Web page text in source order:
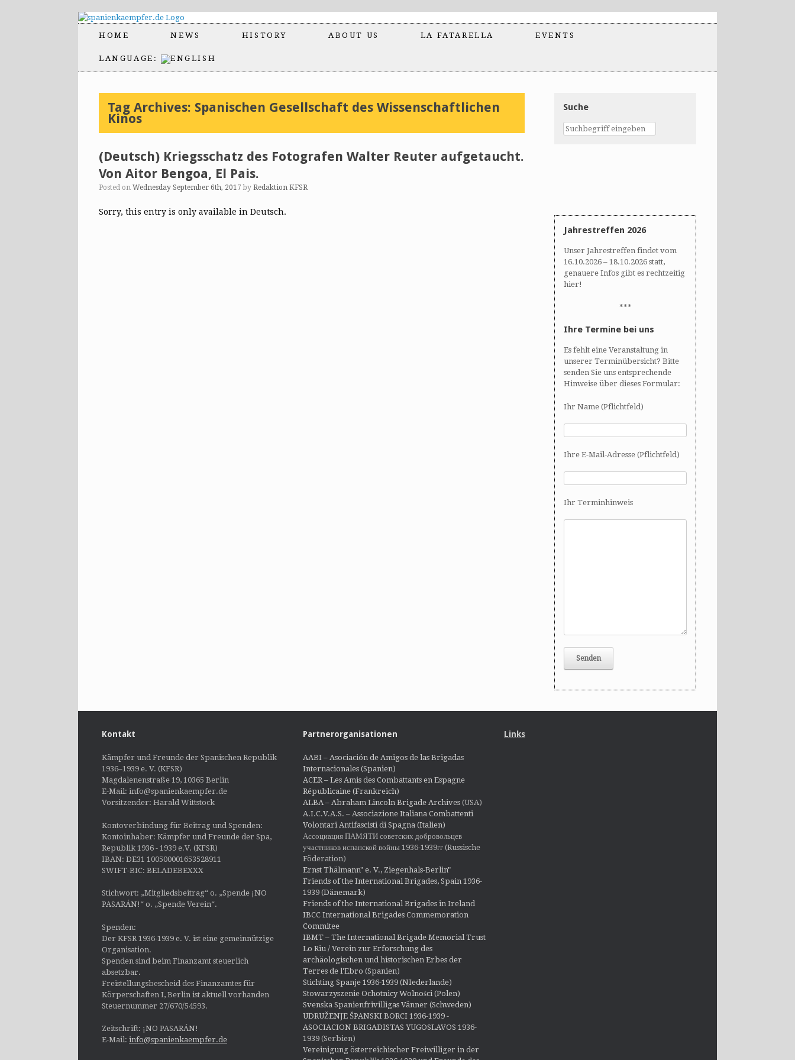
HOME NEWS HISTORY ABOUT US LA FATARELLA EVENTS
LANGUAGE:
Tag Archives: Spanischen Gesellschaft des Wissenschaftlichen
Kinos
(Deutsch) Kriegsschatz des Fotografen Walter Reuter aufgetaucht.
Von Aitor Bengoa, El Pais.
Posted on Wednesday September 6th, 2017 by Redaktion KFSR
Sorry, this entry is only available in Deutsch.
Suche
Jahrestreffen 2026
Unser Jahrestreffen findet vom
16.10.2026 – 18.10.2026 statt,
genauere Infos gibt es rechtzeitig
hier!
***
Ihre Termine bei uns
Es fehlt eine Veranstaltung in
unserer Terminübersicht? Bitte
senden Sie uns entsprechende
Hinweise über dieses Formular:
Ihr Name (Pflichtfeld)
Ihre E-Mail-Adresse (Pflichtfeld)
Ihr Terminhinweis
Kontakt
Kämpfer und Freunde der Spanischen Republik
1936–1939 e. V. (KFSR)
Magdalenenstraße 19, 10365 Berlin
E-Mail: info@spanienkaempfer.de
Vorsitzender: Harald Wittstock
Kontoverbindung für Beitrag und Spenden:
Kontoinhaber: Kämpfer und Freunde der Spa,
Republik 1936 - 1939 e.V. (KFSR)
IBAN: DE31 100500001653528911
SWIFT-BIC: BELADEBEXXX
Stichwort: „Mitgliedsbeitrag“ o. „Spende ¡NO
PASARÁN!“ o. „Spende Verein“.
Spenden:
Der KFSR 1936-1939 e. V. ist eine gemeinnützige
Organisation.
Spenden sind beim Finanzamt steuerlich
absetzbar.
Freistellungsbescheid des Finanzamtes für
Körperschaften I, Berlin ist aktuell vorhanden
Steuernummer 27/670/54593.
Zeitschrift: ¡NO PASARÁN!
E-Mail: info@spanienkaempfer.de
Partnerorganisationen
AABI – Asociación de Amigos de las Brigadas
Internacionales (Spanien)
ACER – Les Amis des Combattants en Espagne
Républicaine (Frankreich)
ALBA – Abraham Lincoln Brigade Archives(USA)
A.I.C.V.A.S. – Associazione Italiana Combattenti
Volontari Antifascisti di Spagna (Italien)
Ассоциация ПАМЯТИ советских добровольцев
участников испанской войны 1936-1939гг (Russische
Föderation)
Ernst Thälmann" e. V., Ziegenhals-Berlin"
Friends of the International Brigades, Spain 1936-
1939 (Dänemark)
Friends of the International Brigades in Ireland
IBCC International Brigades Commemoration
Commitee
IBMT – The International Brigade Memorial Trust
Lo Riu / Verein zur Erforschung des
archäologischen und historischen Erbes der
Terres de l'Ebro (Spanien)
Stichting Spanje 1936-1939 (NIederlande)
Stowarzyszenie Ochotnicy Wolności (Polen)
Svenska Spanienfrivilligas Vänner (Schweden)
UDRUŽENJE ŠPANSKI BORCI 1936-1939 -
ASOCIACION BRIGADISTAS YUGOSLAVOS 1936-
1939(Serbien)
Vereinigung österreichischer Freiwilliger in der
Links